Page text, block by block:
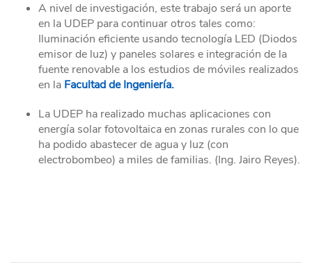
A nivel de investigación, este trabajo será un aporte
en la UDEP para continuar otros tales como:
Iluminación eficiente usando tecnología LED (Diodos
emisor de luz) y paneles solares e integración de la
fuente renovable a los estudios de móviles realizados
en la Facultad de Ingeniería.
La UDEP ha realizado muchas aplicaciones con
energía solar fotovoltaica en zonas rurales con lo que
ha podido abastecer de agua y luz (con
electrobombeo) a miles de familias. (Ing. Jairo Reyes).